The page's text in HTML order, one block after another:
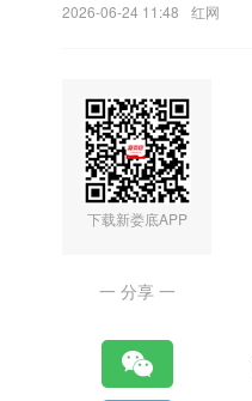
2026-06-24 11:48 红网
下载新娄底APP
一 分享 一